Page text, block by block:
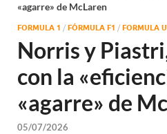
«agarre» de McLaren
FORMULA 1 / FÓRMULA F1 / FORMULA
Norris y
con la
«agarre» de
05/07/2026